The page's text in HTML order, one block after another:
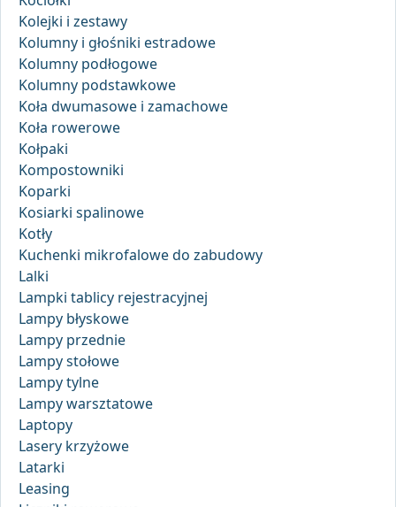
Kolejki i zestawy
Kolumny i głośniki estradowe
Kolumny podłogowe
Kolumny podstawkowe
Koła dwumasowe i zamachowe
Koła rowerowe
Kołpaki
Kompostowniki
Koparki
Kosiarki spalinowe
Kotły
Kuchenki mikrofalowe do zabudowy
Lalki
Lampki tablicy rejestracyjnej
Lampy błyskowe
Lampy przednie
Lampy stołowe
Lampy tylne
Lampy warsztatowe
Laptopy
Lasery krzyżowe
Latarki
Leasing